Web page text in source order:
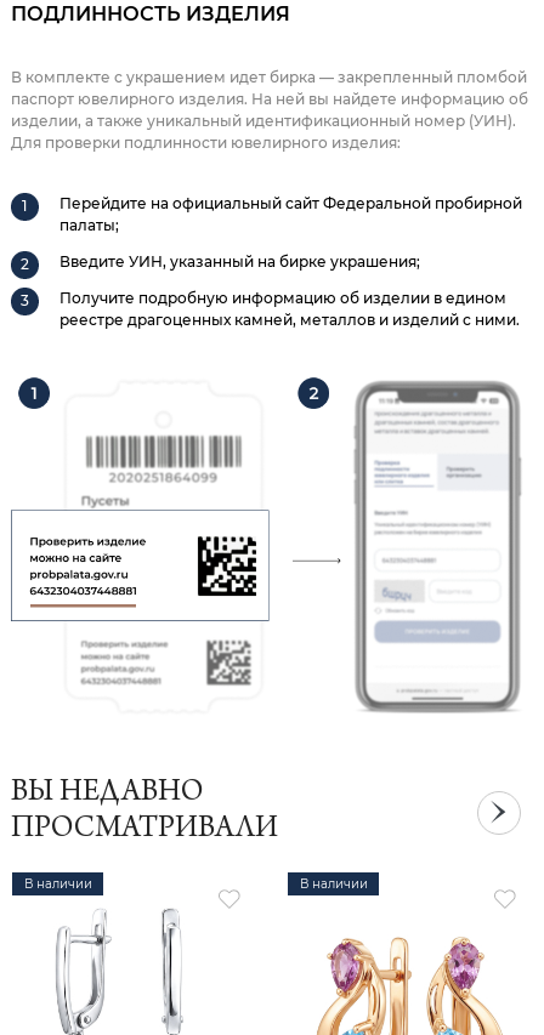
ПОДЛИННОСТЬ ИЗДЕЛИЯ
В комплекте с украшением идет бирка — закрепленный пломбой
паспорт ювелирного изделия. На ней вы найдете информацию об
изделии, а также уникальный идентификационный номер (УИН).
Для проверки подлинности ювелирного изделия:
Перейдите на официальный сайт Федеральной пробирной
палаты;
Введите УИН, указанный на бирке украшения;
Получите подробную информацию об изделии в едином
реестре драгоценных камней, металлов и изделий с ними.
ВЫ НЕДАВНО
ПРОСМАТРИВАЛИ
В наличии В наличии